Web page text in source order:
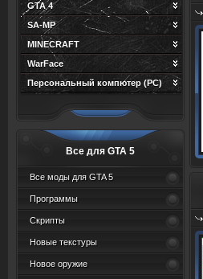
GTA 4
SA-MP
MINECRAFT
WarFace
Персональный компютер (PC)
Все для GTA 5
Все моды для GTA 5
Программы
Скрипты
Новые текстуры
Новое оружие